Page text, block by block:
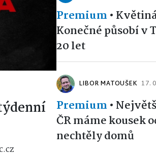
Premium •
Konečné působí v
20 let
LIBOR MATOUŠEK 17.
Premium •
ČR máme kousek
nechtěly domů